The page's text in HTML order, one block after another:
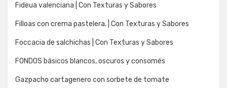
Fideua valenciana | Con Texturas y Sabores
Filloas con crema pastelera. | Con Texturas y Sabores
Foccacia de salchichas | Con Texturas y Sabores
FONDOS básicos blancos, oscuros y consomés
Gazpacho cartagenero con sorbete de tomate